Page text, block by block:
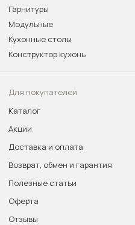
Гарнитуры
Модульные
Кухонные столы
Конструктор кухонь
Для покупателей
Каталог
Акции
Доставка и оплата
Возврат, обмен и гарантия
Полезные статьи
Оферта
Отзывы